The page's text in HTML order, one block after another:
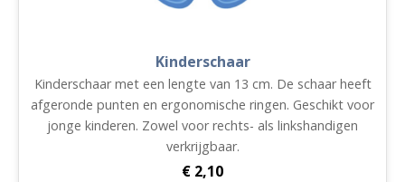
Kinderschaar
Kinderschaar met een lengte van 13 cm. De schaar heeft
afgeronde punten en ergonomische ringen. Geschikt voor
jonge kinderen. Zowel voor rechts- als linkshandigen
verkrijgbaar.
€ 2,10